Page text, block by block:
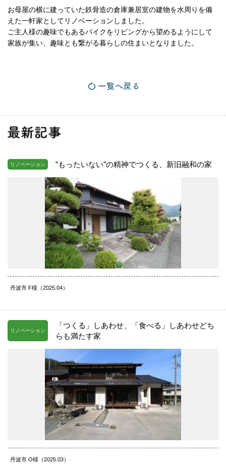
お母屋の横に建っていた鉄骨造の倉庫兼居室の建物を水周りを備
えた一軒家としてリノベーションしました。
ご主人様の趣味でもあるバイクをリビングから望めるようにして
家族が集い、趣味とも繋がる暮らしの住まいとなりました。
リノベーション ”もったいない”の精神でつくる、新旧融和の家
丹波市 F様（2025.04）
リノベーション
「つくる」しあわせ、「食べる」しあわせどち
らも満たす家
丹波市 O様（2025.03）